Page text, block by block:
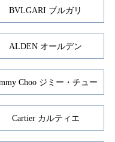
BVLGARI ブルガリ
ALDEN オールデン
Choo ジミー・チュー
Cartier カルティエ